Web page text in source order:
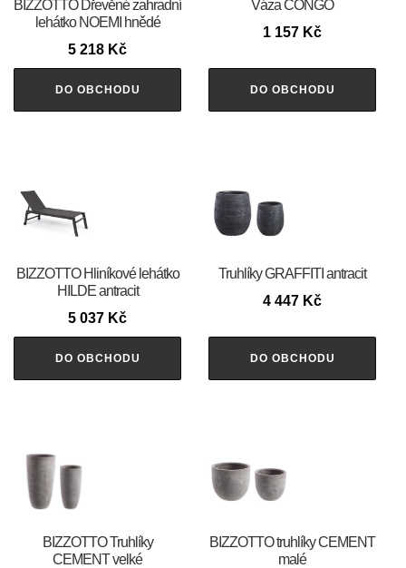
BIZZOTTO Dřevěné zahradní
lehátko NOEMI hnědé
5 218 Kč
DO OBCHODU
Váza CONGO
1 157 Kč
DO OBCHODU
BIZZOTTO Hliníkové lehátko
HILDE antracit
5 037 Kč
DO OBCHODU
Truhlíky GRAFFITI antracit
4 447 Kč
DO OBCHODU
BIZZOTTO Truhlíky
CEMENT velké
BIZZOTTO truhlíky CEMENT
malé